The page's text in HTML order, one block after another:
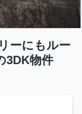
ーにもルー
3DK物件